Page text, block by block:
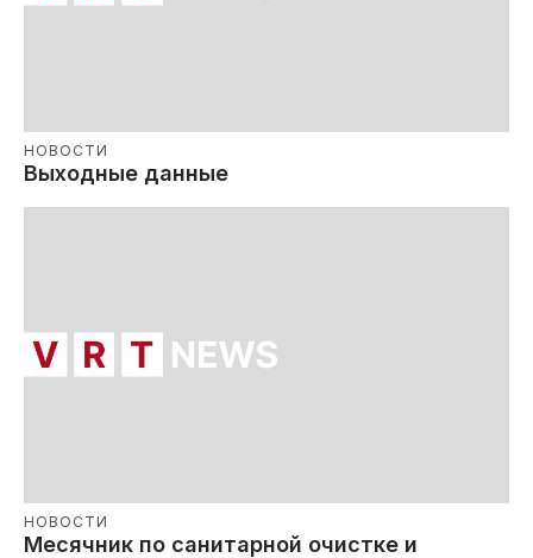
НОВОСТИ
Выходные данные
НОВОСТИ
Месячник по санитарной очистке и